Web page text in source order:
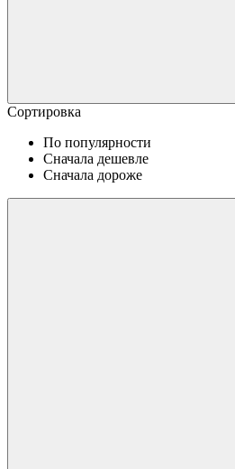
Сортировка
По популярности
Сначала дешевле
Сначала дороже